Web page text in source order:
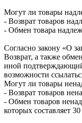
Могут ли товары
- Возврат товаров
- Обмен товара
Согласно закону «О
Возврат, а также
иной подтверждающий
возможности
Могут ли товары
- Возврат товаров
- Обмен товаров
которых составляет